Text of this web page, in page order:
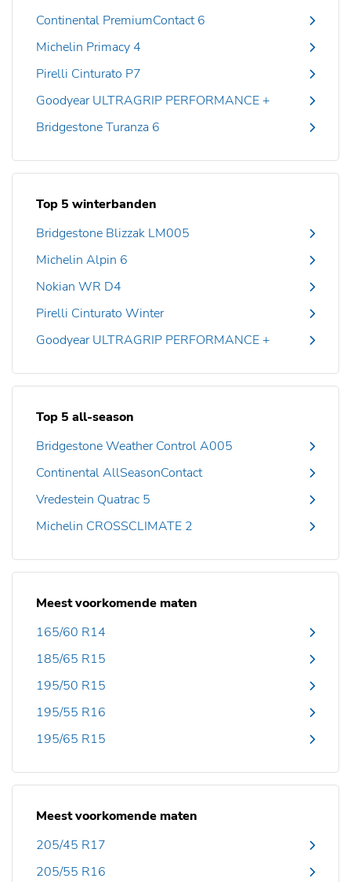
Continental PremiumContact 6
Michelin Primacy 4
Pirelli Cinturato P7
Goodyear ULTRAGRIP PERFORMANCE +
Bridgestone Turanza 6
Top 5 winterbanden
Bridgestone Blizzak LM005
Michelin Alpin 6
Nokian WR D4
Pirelli Cinturato Winter
Goodyear ULTRAGRIP PERFORMANCE +
Top 5 all-season
Bridgestone Weather Control A005
Continental AllSeasonContact
Vredestein Quatrac 5
Michelin CROSSCLIMATE 2
Meest voorkomende maten
165/60 R14
185/65 R15
195/50 R15
195/55 R16
195/65 R15
Meest voorkomende maten
205/45 R17
205/55 R16